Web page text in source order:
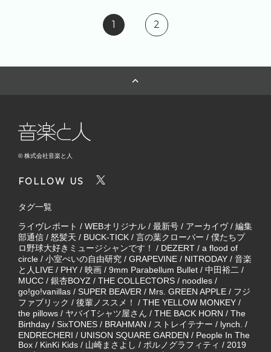
1 2
© 株式会社音楽と人
FOLLOW US
タグ一覧
ライヴレポート / WEBオリジナル / 最新号 / アーカイヴ/ 編集
部通信 / 怒髪天 / BUCK-TICK / 言の葉クローバー / 僕たちプ
ロ野球大好きミュージシャンです！
/ DEZERT / a flood of
circle / 小室ぺいの自由研究 / GRAPEVINE / NITRODAY / 音楽
と人LIVE / PHY / 映画 / 9mm Parabellum Bullet / 中田裕二 /
MUCC / 銀杏BOYZ / THE COLLECTORS / noodles /
go!go!vanillas / SUPER BEAVER / Mrs. GREEN APPLE / フジ
ファブリック / 後輩ノススメ！ / THE YELLOW MONKEY /
the pillows / ヤバイTシャツ屋さん / THE BACK HORN / The
Birthday / SixTONES / BRAHMAN / ストレイテナー / lynch. /
ENDRECHERI / UNISON SQUARE GARDEN / People In The
Box / KinKi Kids / 山崎まさよし / ポルノグラフィティ / 2019